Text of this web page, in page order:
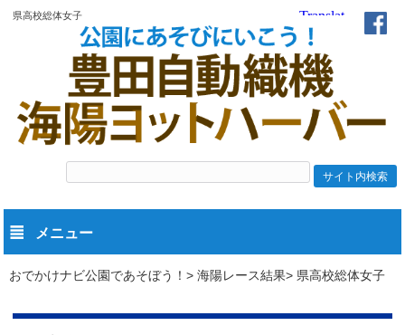
県高校総体女子
メニュー
おでかけナビ公園であそぼう！ 海陽レース結果 県高校総体女子